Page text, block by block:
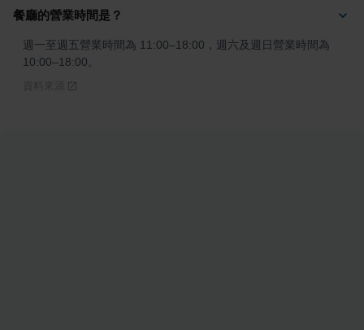
餐廳的營業時間是？
週一至週五營業時間為 11:00–18:00，週六及週日營業時間為
10:00–18:00。